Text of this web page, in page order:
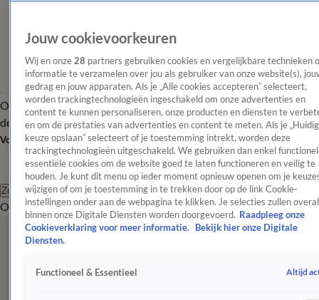
OverzichtAfleveringen Entertainment TV Algemeen
Tip
de redactieNieuwsbrief
Volg Shownieuws
Zoeken
OverzichtEntertainmentSpraakmakendRealityCrimeVideo's
Jouw cookievoorkeuren
Wij en onze 28 partners gebruiken cookies en vergelijkbare technieken
informatie te verzamelen over jou als gebruiker van onze website(s),
gedrag en jouw apparaten. Als je „Alle cookies accepteren” selecteert,
worden trackingtechnologieën ingeschakeld om onze advertenties en
content te kunnen personaliseren, onze producten en diensten te
en om de prestaties van advertenties en content te meten. Als je
keuze opslaan” selecteert of je toestemming intrekt, worden deze
trackingtechnologieën uitgeschakeld. We gebruiken dan enkel
essentiële cookies om de website goed te laten functioneren en veilig te
houden. Je kunt dit menu op ieder moment opnieuw openen om je
wijzigen of om je toestemming in te trekken door op de link Cookie-
instellingen onder aan de webpagina te klikken. Je selecties zullen overal
binnen onze Digitale Diensten worden doorgevoerd. Raadpleeg onze
Cookieverklaring voor meer informatie.
Bekijk hier onze Digitale
Diensten.
Functioneel & Essentieel Altijd